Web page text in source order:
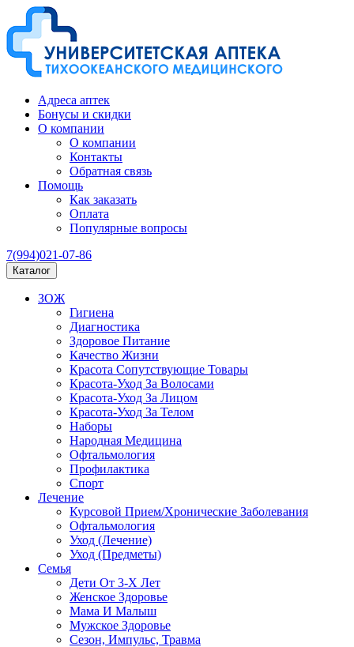
Адреса аптек
Бонусы и скидки
О компании
О компании
Контакты
Обратная связь
Помощь
Как заказать
Оплата
Популярные вопросы
7(994)021-07-86
Каталог
ЗОЖ
Гигиена
Диагностика
Здоровое Питание
Качество Жизни
Красота Сопутствующие Товары
Красота-Уход За Волосами
Красота-Уход За Лицом
Красота-Уход За Телом
Наборы
Народная Медицина
Офтальмология
Профилактика
Спорт
Лечение
Курсовой Прием/Хронические Заболевания
Офтальмология
Уход (Лечение)
Уход (Предметы)
Семья
Дети От 3-Х Лет
Женское Здоровье
Мама И Малыш
Мужское Здоровье
Сезон, Импульс, Травма